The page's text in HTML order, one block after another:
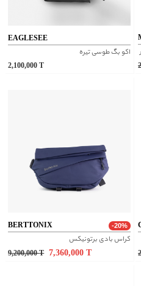
EAGLESEE
اکو بگ طوسی تیره
2,100,000
BERTTONIX -20%
کراس بادی برتونیکس
9,200,000 T 7,360,000